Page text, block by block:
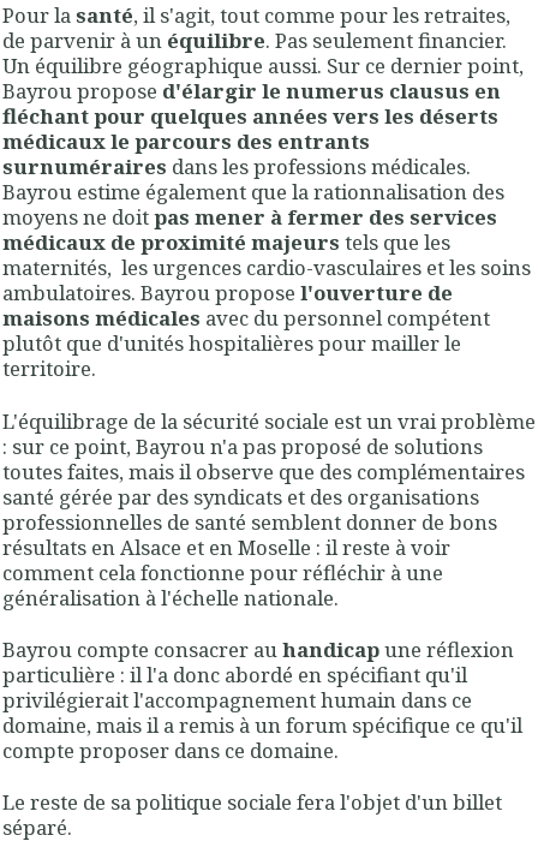
Pour lasanté, il s'agit, tout comme pour les retraites,
de parvenir à un équilibre. Pas seulement financier.
Un équilibre géographique aussi. Sur ce dernier point,
Bayrou propose d'élargir le numerus clausus en
fléchant pour quelques années vers les déserts
médicaux le parcours des entrants
surnuméraires dans les professions médicales.
Bayrou estime également que la rationnalisation des
moyens ne doitpas mener à fermer des services
médicaux de proximité majeurs tels que les
maternités, les urgences cardio-vasculaires et les soins
ambulatoires. Bayrou propose l'ouverture de
maisons médicales avec du personnel compétent
plutôt que d'unités hospitalières pour mailler le
territoire.
L'équilibrage de la sécurité sociale est un vrai problème
: sur ce point, Bayrou n'a pas proposé de solutions
toutes faites, mais il observe que des complémentaires
santé gérée par des syndicats et des organisations
professionnelles de santé semblent donner de bons
résultats en Alsace et en Moselle : il reste à voir
comment cela fonctionne pour réfléchir à une
généralisation à l'échelle nationale.
Bayrou compte consacrer auhandicapune réflexion
particulière : il l'a donc abordé en spécifiant qu'il
privilégierait l'accompagnement humain dans ce
domaine, mais il a remis à un forum spécifique ce qu'il
compte proposer dans ce domaine.
Le reste de sa politique sociale fera l'objet d'un billet
séparé.